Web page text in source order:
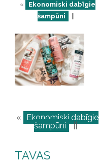
«
Ekonomiski dabīgie
šampūni
«
Ekonomiski dabīgie
šampūni ||
TAVAS